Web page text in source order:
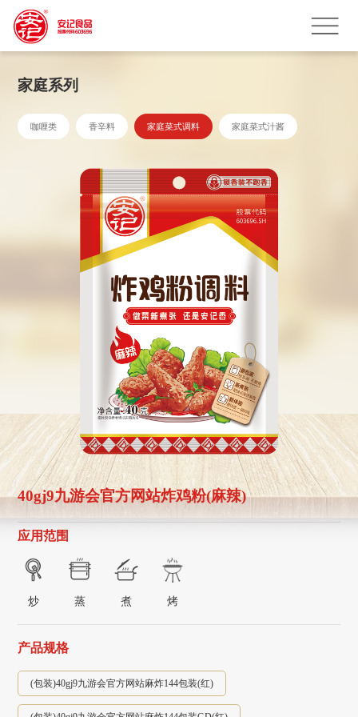
家庭系列
咖喱类 香辛料 家庭菜式调料 家庭菜式汁酱
40gj9九游会官方网站炸鸡粉(麻辣)
应用范围
炒 蒸 煮 烤
产品规格
(包装)40gj9九游会官方网站麻炸144包装(红)